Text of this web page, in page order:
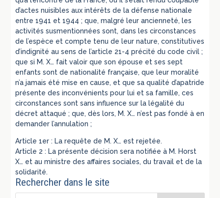
d’actes nuisibles aux intérêts de la défense nationale
entre 1941 et 1944 ; que, malgré leur ancienneté, les
activités susmentionnées sont, dans les circonstances
de l’espèce et compte tenu de leur nature, constitutives
d’indignité au sens de l’article 21-4 précité du code civil ;
que si M. X… fait valoir que son épouse et ses sept
enfants sont de nationalité française, que leur moralité
n’a jamais été mise en cause, et que sa qualité d’apatride
présente des inconvénients pour lui et sa famille, ces
circonstances sont sans influence sur la légalité du
décret attaqué ; que, dès lors, M. X… n’est pas fondé à en
demander l’annulation ;
Article 1er : La requête de M. X… est rejetée.
Article 2 : La présente décision sera notifiée à M. Horst
X… et au ministre des affaires sociales, du travail et de la
solidarité.
Rechercher dans le site